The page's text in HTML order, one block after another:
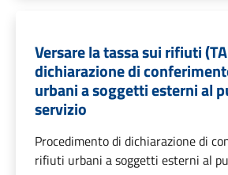
Versare la tassa sui rifiuti
dichiarazione di
urbani a soggetti esterni al
servizio
Procedimento di dichiarazione di
rifiuti urbani a soggetti esterni al